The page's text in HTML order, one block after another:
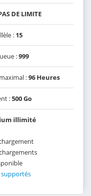
DE LIMITE
: 15
:999
:96 Heures
:500 Go
illimité
supportés